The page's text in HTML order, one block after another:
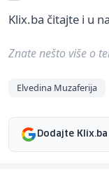
Klix.ba čitajte i u
Znate nešto više o
Elvedina Muzaferija
Dodajte